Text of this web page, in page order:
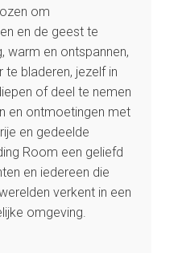
om
en de geest te
warm en ontspannen,
bladeren, jezelf in
of deel te nemen
en ontmoetingen met
en gedeelde
Room een geliefd
en iedereen die
verkent in een
omgeving.